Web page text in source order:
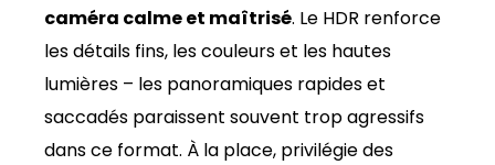
caméra calme et maîtrisé. Le HDR renforce
les détails fins, les couleurs et les hautes
lumières – les panoramiques rapides et
saccadés paraissent souvent trop agressifs
dans ce format. À la place, privilégie des